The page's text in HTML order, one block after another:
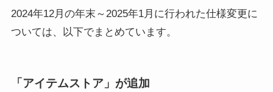
2024年12月の年末～2025年1月に行われた仕様変更に
ついては、以下でまとめています。
「アイテムストア」が追加